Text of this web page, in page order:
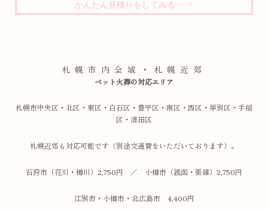
かんたん見積りをしてみる
札幌市内全域・札幌近郊
ペット火葬の対応エリア
札幌市中央区・北区・東区・白石区・豊平区・南区・西区・厚別区・手稲
区・清田区
札幌近郊も対応可能です（別途交通費をいただいております）。
石狩市（花川・樽川）2,750円 ／ 小樽市（銭函・張碓）2,750円
江別市・小樽市・北広島市 4,400円